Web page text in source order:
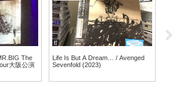
The
大阪公演
Life Is But A Dream… / Avenged
Sevenfold (2023)